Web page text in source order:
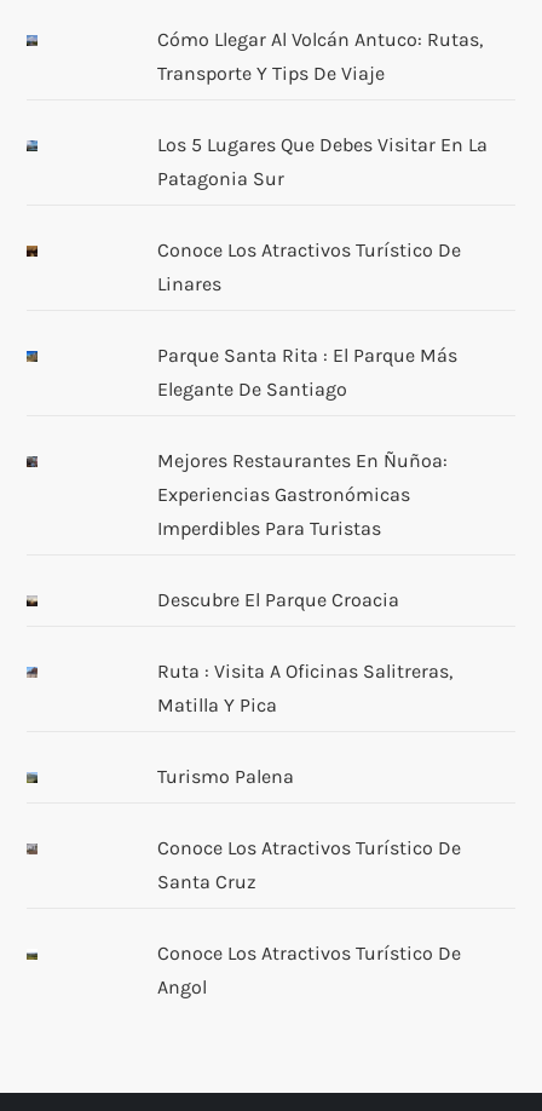
Cómo Llegar Al Volcán Antuco: Rutas,
Transporte Y Tips De Viaje
Los 5 Lugares Que Debes Visitar En La
Patagonia Sur
Conoce Los Atractivos Turístico De
Linares
Parque Santa Rita : El Parque Más
Elegante De Santiago
Mejores Restaurantes En Ñuñoa:
Experiencias Gastronómicas
Imperdibles Para Turistas
Descubre El Parque Croacia
Ruta : Visita A Oficinas Salitreras,
Matilla Y Pica
Turismo Palena
Conoce Los Atractivos Turístico De
Santa Cruz
Conoce Los Atractivos Turístico De
Angol